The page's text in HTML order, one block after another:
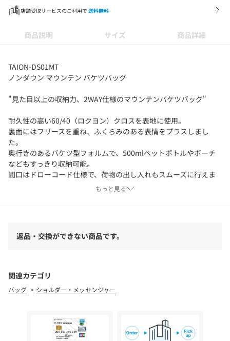
店舗受取サービスのご利用で 送料無料
商品説明 サイズ 商品詳細
TAION-DS01MT
ノンダウン マウンテン バケツバッグ
"見た目以上の収納力、2WAY仕様のマウンテンバケツバッグ"
耐久性の高い60/40（ロクヨン）クロスを表地に使用。
裏面にはフリースを重ね、ふくらみのある表情をプラスしまし
た。
奥行きのあるバケツ型フォルムで、500mlペットボトルやポーチ
などもすっきり収納可能。
間口はドローコード仕様で、荷物の出し入れもスムーズに行えま
日常にちょうどいいサイズ感と機能性を備えた、デイリーバッグ
【商品スペック】
・2WAY仕様（ハンドバッグ／ショルダーバッグ）の商品です。
・表面は耐久性に優れた60/40（ロクヨン）クロス生地、裏面はフ
※男女兼用です。
もっと見る
返品・交換ができない商品です。
関連カテゴリ
バッグ ショルダー・メッセンジャー